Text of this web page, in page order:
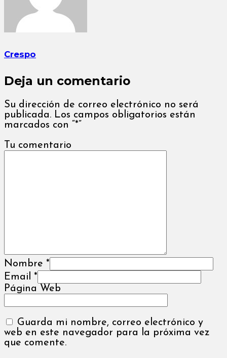
Crespo
Deja un comentario
Su dirección de correo electrónico no será
publicada. Los campos obligatorios están
marcados con “*”
Tu comentario
Nombre *
Email *
Página Web
Guarda mi nombre, correo electrónico y
web en este navegador para la próxima vez
que comente.